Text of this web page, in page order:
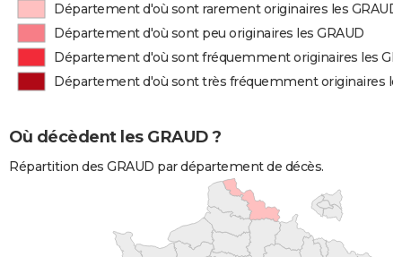
Département d'où sont rarement originaires les GRAUD
Département d'où sont peu originaires les GRAUD
Département d'où sont fréquemment originaires les
Département d'où sont très fréquemment originaires
Où décèdent les GRAUD ?
Répartition des GRAUD par département de décès.